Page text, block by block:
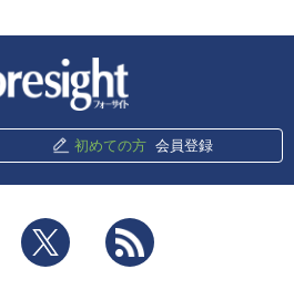
初めての方 会員登録
Twitter